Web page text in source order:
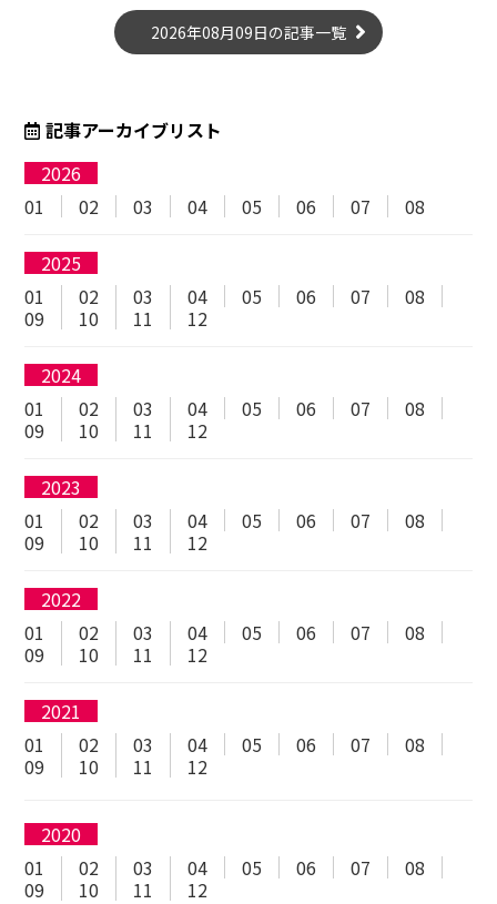
2026年08月09日の記事一覧
記事アーカイブリスト
2026
01
02 03 04 05 06 07 08
2025
01
02 03 04 05 06 07
08
09
10 11 12
2024
01
02 03 04 05 06 07
08
09
10 11 12
2023
01
02 03 04 05 06 07
08
09
10 11 12
2022
01
02 03 04 05 06 07
08
09
10 11 12
2021
01
02 03 04 05 06 07
08
09
10 11 12
2020
01
02 03 04 05 06 07
08
09
10 11 12